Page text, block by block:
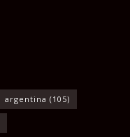
argentina (105)